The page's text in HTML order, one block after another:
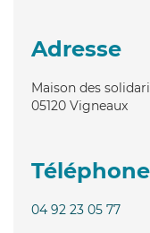
Adresse
Maison des
05120 Vigneaux
Téléphone
04 92 23 05 77